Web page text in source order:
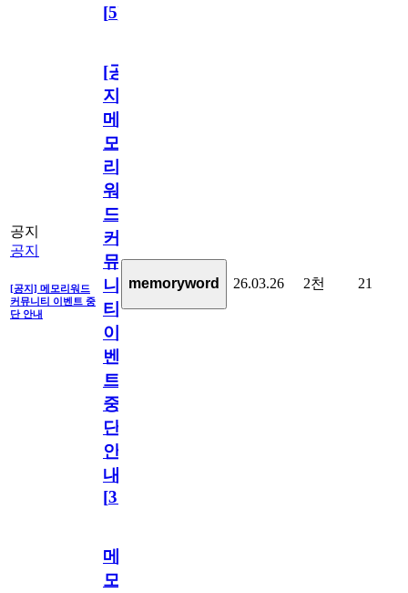
[5]
공지
공지
[공지] 메모리워드
커뮤니티 이벤트 중
단 안내
[공
지]
메
모
리
워
드
커
뮤
니
티
이
벤
트
중
단
안
내
[31
memoryword 26.03.26 2천 21
메
모